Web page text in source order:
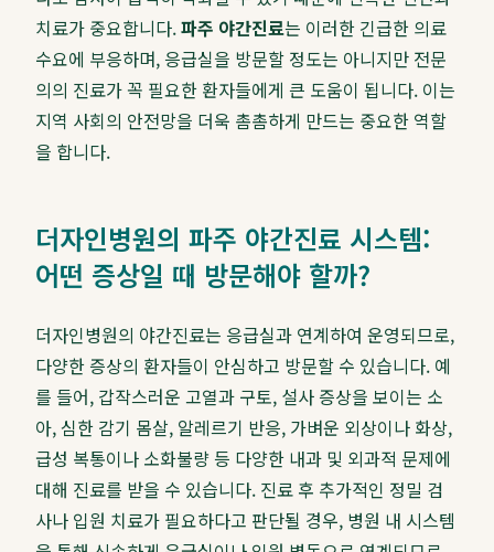
치료가 중요합니다.파주 야간진료는 이러한 긴급한 의료
수요에 부응하며, 응급실을 방문할 정도는 아니지만 전문
의의 진료가 꼭 필요한 환자들에게 큰 도움이 됩니다. 이는
지역 사회의 안전망을 더욱 촘촘하게 만드는 중요한 역할
을 합니다.
더자인병원의 파주 야간진료 시스템:
어떤 증상일 때 방문해야 할까?
더자인병원의 야간진료는 응급실과 연계하여 운영되므로,
다양한 증상의 환자들이 안심하고 방문할 수 있습니다. 예
를 들어, 갑작스러운 고열과 구토, 설사 증상을 보이는 소
아, 심한 감기 몸살, 알레르기 반응, 가벼운 외상이나 화상,
급성 복통이나 소화불량 등 다양한 내과 및 외과적 문제에
대해 진료를 받을 수 있습니다. 진료 후 추가적인 정밀 검
사나 입원 치료가 필요하다고 판단될 경우, 병원 내 시스템